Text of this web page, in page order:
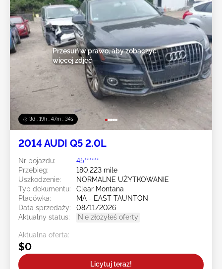
3d : 19h : 47m : 31s
Przesuń w prawo, aby zobaczyć
więcej zdjęć
2014 AUDI Q5 2.0L
Nr pojazdu:
45******
Przebieg:
180,223 mile
Uszkodzenie:
NORMALNE UŻYTKOWANIE
Typ dokumentu:
Clear Montana
Placówka:
MA - EAST TAUNTON
Data sprzedaży:
08/11/2026
Aktualny status:
Nie złożyłeś oferty
Aktualna oferta:
$0
Licytuj teraz!